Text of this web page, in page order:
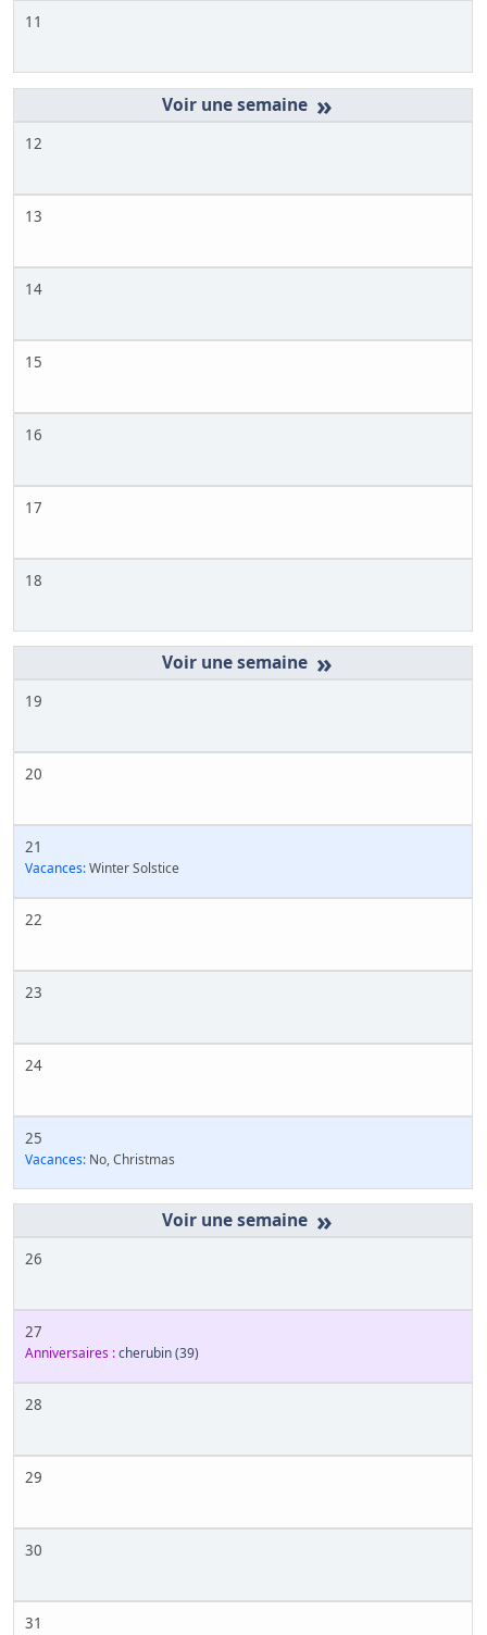
11
»
12
13
14
15
16
17
18
»
19
20
21
Vacances:Winter Solstice
22
23
24
25
Vacances: No, Christmas
»
26
27
Anniversaires :cherubin(39)
28
29
30
31